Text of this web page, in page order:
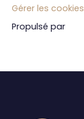
Gérer les cookies
Propulsé par